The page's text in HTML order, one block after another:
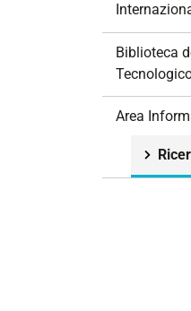
Biblioteca
Area